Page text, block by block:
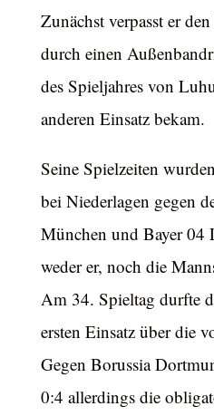
Zunächst verpasst er
durch einen
des Spieljahres von
anderen Einsatz bekam.
Seine Spielzeiten
bei Niederlagen gegen
München und Bayer 04
weder er, noch die
Am 34. Spieltag durfte
ersten Einsatz über die
Gegen Borussia
0:4 allerdings die